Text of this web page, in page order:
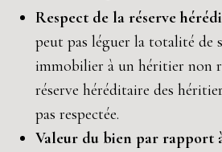
Respect de la réserve
peut pas léguer la totalité de
immobilier à un héritier non
réserve héréditaire des
pas respectée.
Valeur du bien par rapport